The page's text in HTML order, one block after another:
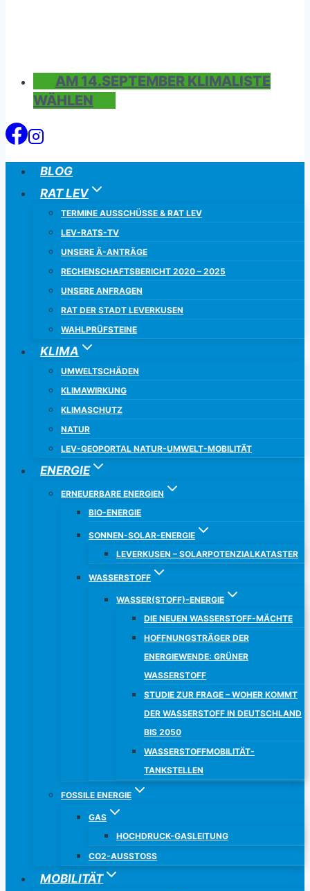
AM 14.SEPTEMBER KLIMALISTE
WÄHLEN
BLOG
RAT LEV
TERMINE AUSSCHÜSSE & RAT LEV
LEV-RATS-TV
UNSERE Ä-ANTRÄGE
RECHENSCHAFTSBERICHT 2020 – 2025
UNSERE ANFRAGEN
RAT DER STADT LEVERKUSEN
WAHLPRÜFSTEINE
KLIMA
UMWELTSCHÄDEN
KLIMAWIRKUNG
KLIMASCHUTZ
NATUR
LEV-GEOPORTAL NATUR-UMWELT-MOBILITÄT
ENERGIE
ERNEUERBARE ENERGIEN
BIO-ENERGIE
SONNEN-SOLAR-ENERGIE
LEVERKUSEN – SOLARPOTENZIALKATASTER
WASSERSTOFF
WASSER(STOFF)-ENERGIE
DIE NEUEN WASSERSTOFF-MÄCHTE
HOFFNUNGSTRÄGER DER
ENERGIEWENDE: GRÜNER
WASSERSTOFF
STUDIE ZUR FRAGE – WOHER KOMMT
DER WASSERSTOFF IN DEUTSCHLAND
BIS 2050
WASSERSTOFFMOBILITÄT-
TANKSTELLEN
FOSSILE ENERGIE
GAS
HOCHDRUCK-GASLEITUNG
CO2-AUSSTOSS
MOBILITÄT